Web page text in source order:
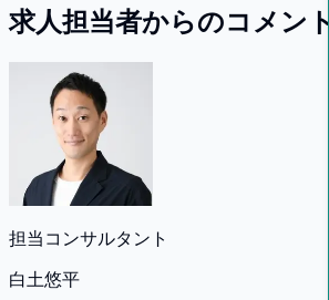
求人担当者からのコメント
担当コンサルタント
白土悠平